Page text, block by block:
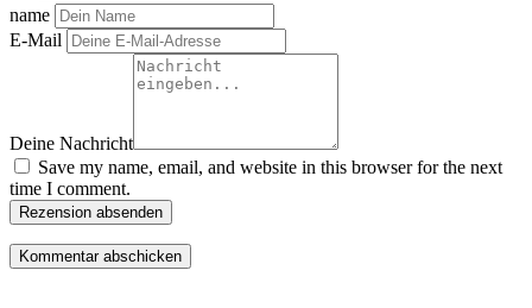
name
E-Mail
Deine Nachricht
Save my name, email, and website in this browser for the next
time I comment.
Rezension absenden